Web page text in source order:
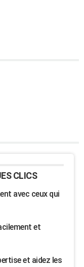
CLICS
avec ceux qui
et
et aidez les